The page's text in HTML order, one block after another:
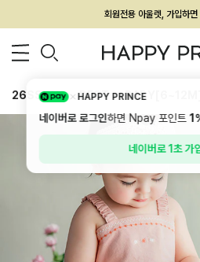
멤버십 최대
26SS 신상 BEST BABY[6~12M]
HAPPY PRINCE
네이버로 로그인하면 Npay 포인트
네이버로 1초 가